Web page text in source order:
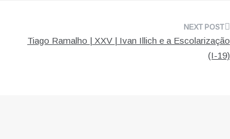
Tiago Ramalho | XXV | Ivan Illich e a Escolarização
(I-19)